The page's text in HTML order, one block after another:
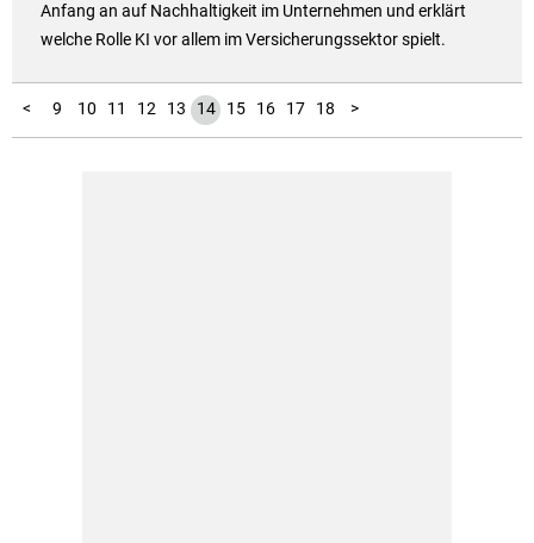
Anfang an auf Nachhaltigkeit im Unternehmen und erklärt
welche Rolle KI vor allem im Versicherungssektor spielt.
<
1
2
3
4
5
6
7
8 9 10 11 12 13 14 15 16 17 18
19
20
21
22
23
24
25
26
27
28
29
30
31
32
33
34
35
36
37
38
39
40
41
42
43
44
45
46
47
48
49
50
51
52
53
54
55
56
57
58
59
60
61
62
63
64
65
66
67
68
69
70
71
72
73
74
75
76
77
78
79
80
81
82
83
84
85
86
87
88
89
90
91
92
93
94
95
96
97 >